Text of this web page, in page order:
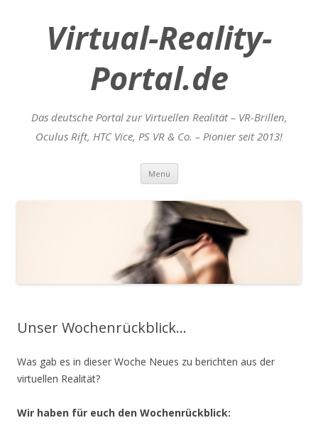
Virtual-Reality-
Portal.de
Das deutsche Portal zur Virtuellen Realität – VR-Brillen,
Oculus Rift, HTC Vice, PS VR & Co. – Pionier seit 2013!
Menü Zum
springen
Unser Wochenrückblick…
Was gab es in dieser Woche Neues zu berichten aus der
virtuellen Realität?
Wir haben für euch den Wochenrückblick: